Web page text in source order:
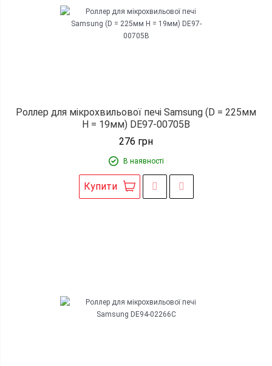
Роллер для мікрохвильової печі Samsung (D = 225мм
H = 19мм) DE97-00705B
276 грн
В наявності
Купити